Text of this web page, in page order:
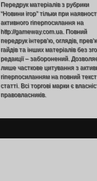
Передрук матеріалів з рубрики
“Новини ігор” тільки при
активного гіперпосилання на
http://gameway.com.ua. Повний
передрук інтерв’ю, оглядів,
гайдів та інших матеріалів без
редакції – заборонений.
лише часткове цитування з
гіперпосиланням на повний текст
статті. Всі торгові марки є
правовласників.